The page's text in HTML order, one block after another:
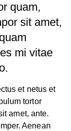
quam,
sit amet,
mi vitae
et netus et
tortor
amet, ante.
Aenean